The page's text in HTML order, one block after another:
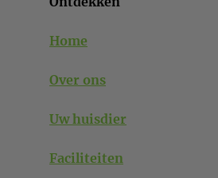
Home
Over ons
Uw huisdier
Faciliteiten